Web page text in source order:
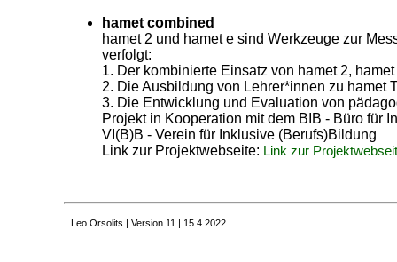
hamet combined
hamet 2 und hamet e sind Werkzeuge zur
verfolgt:
1. Der kombinierte Einsatz von hamet 2,
2. Die Ausbildung von Lehrer*innen zu hamet
3. Die Entwicklung und Evaluation von
Projekt in Kooperation mit dem BIB - Büro für
VI(B)B - Verein für Inklusive (Berufs)Bildung
Link zur Projektwebseite: Link zur
Leo Orsolits | Version 11 | 15.4.2022